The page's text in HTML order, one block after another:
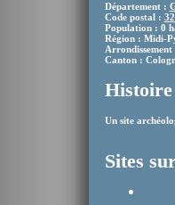
Département :
Code postal :
Population : 0
Région : Midi-
Arrondissement
Canton :
Histoire
Un site
Sites